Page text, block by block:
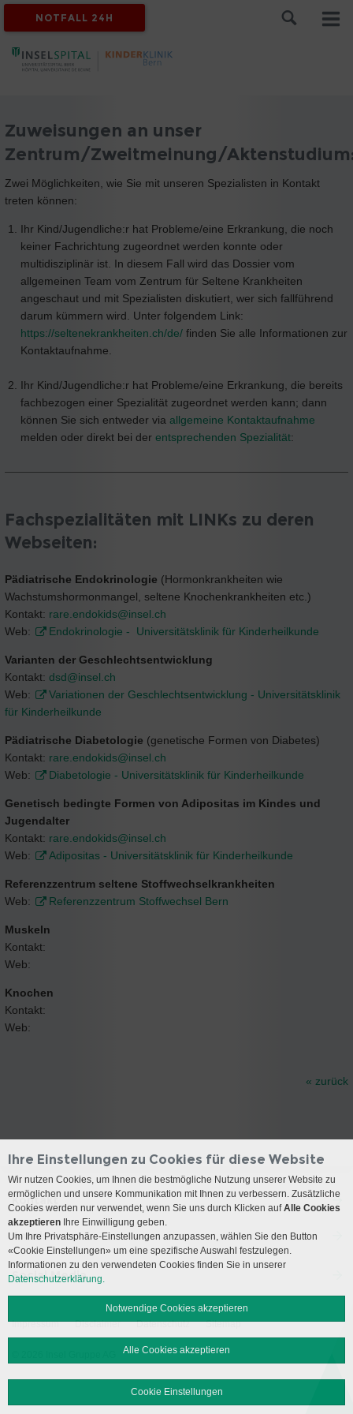
NOTFALL 24H
Zuweisungen an unser
Zentrum/Zweitmeinung/
Zwei Möglichkeiten, wie Sie mit unseren Spezialisten in Kontakt
treten können:
Ihr Kind/Jugendliche:r hat Probleme/eine Erkrankung, die noch
keiner Fachrichtung zugeordnet werden konnte oder
multidisziplinär ist. In diesem Fall wird das Dossier vom
allgemeinen Team vom Zentrum für Seltene Krankheiten
angeschaut und mit Spezialisten diskutiert, wer sich fallführend
darum kümmern wird. Unter folgendem Link:
https://seltenekrankheiten.ch/de/ finden Sie alle Informationen zur
Kontaktaufnahme.
Ihr Kind/Jugendliche:r hat Probleme/eine Erkrankung, die bereits
fachbezogen einer Spezialität zugeordnet werden kann; dann
können Sie sich entweder via allgemeine Kontaktaufnahme
melden oder direkt bei der entsprechenden Spezialität:
Fachspezialitäten mit LINKs zu deren
Webseiten:
Pädiatrische Endokrinologie (Hormonkrankheiten wie
Wachstumshormonmangel, seltene Knochenkrankheiten etc.)
Kontakt: rare.endokids@insel.ch
Web:
Endokrinologie - Universitätsklinik für Kinderheilkunde
Varianten der Geschlechtsentwicklung
Kontakt: dsd@insel.ch
Web:
Variationen der Geschlechtsentwicklung - Universitätsklinik
für Kinderheilkunde
Pädiatrische Diabetologie (genetische Formen von Diabetes)
Kontakt: rare.endokids@insel.ch
Web:
Diabetologie - Universitätsklinik für Kinderheilkunde
Genetisch bedingte Formen von Adipositas im Kindes und
Jugendalter
Kontakt: rare.endokids@insel.ch
Web:
Adipositas - Universitätsklinik für Kinderheilkunde
Referenzzentrum seltene Stoffwechselkrankheiten
Web:
Referenzzentrum Stoffwechsel Bern
Muskeln
Kontakt:
Web:
Knochen
Kontakt:
Web:
« zurück
Kontakt
Anreise
Social Media
Impressum Disclaimer Datenschutz Sitemap
Ihre Einstellungen zu Cookies für diese Website
Wir nutzen Cookies, um Ihnen die bestmögliche Nutzung unserer Website zu
ermöglichen und unsere Kommunikation mit Ihnen zu verbessern. Zusätzliche
Cookies werden nur verwendet, wenn Sie uns durch Klicken aufAlle Cookies
akzeptieren Ihre Einwilligung geben.
Um Ihre Privatsphäre-Einstellungen anzupassen, wählen Sie den Button
«Cookie Einstellungen» um eine spezifische Auswahl festzulegen.
Informationen zu den verwendeten Cookies finden Sie in unserer
Datenschutzerklärung.
Notwendige Cookies akzeptieren
Alle Cookies akzeptieren
Cookie Einstellungen